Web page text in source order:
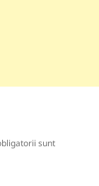
sunt